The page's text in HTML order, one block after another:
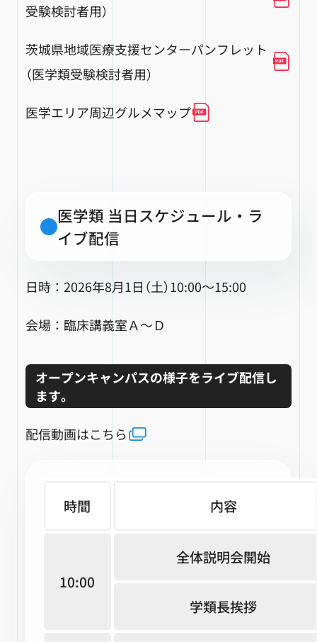
受験検討者用）
茨城県地域医療支援センターパンフレット
（医学類受験検討者用）
医学エリア周辺グルメマップ
医学類 当日スケジュール・ラ
イブ配信
日時：2026年8月1日（土）10:00～15:00
会場：臨床講義室Ａ～Ｄ
オープンキャンパスの様子をライブ配信し
ます。
配信動画はこちら
時間 内容
10:00
全体説明会開始
学類長挨拶